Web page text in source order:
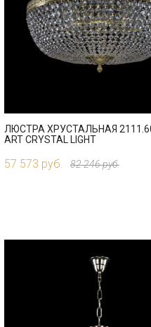
ЛЮСТРА ХРУСТАЛЬНАЯ
ART CRYSTAL LIGHT
57 573 руб. 82 246 руб.